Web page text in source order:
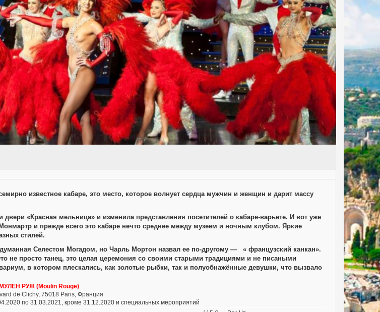
известное кабаре, это место, которое волнует сердца мужчин и женщин и дарит массу
«Красная мельница» и изменила представления посетителей о кабаре-варьете. И вот уже
и прежде всего это кабаре нечто среднее между музеем и ночным клубом. Яркие
стилей.
Селестом Могадом, но Чарль Мортон назвал ее по-другому — « французский канкан».
не просто танец, это целая церемония со своими старыми традициями и не писаными
в котором плескались, как золотые рыбки, так и полуобнажённые девушки, что вызвало
МУЛЕН РУЖ(Moulin Rouge)
de Clichy, 75018 Paris, Франция
по 31.03.2021, кроме 31.12.2020 и специальных мероприятий